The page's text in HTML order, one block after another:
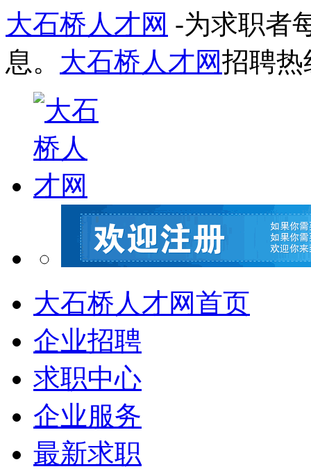
大石桥人才网 -为求职者
息。 大石桥人才网招聘热
大石桥人才网首页
企业招聘
求职中心
企业服务
最新求职